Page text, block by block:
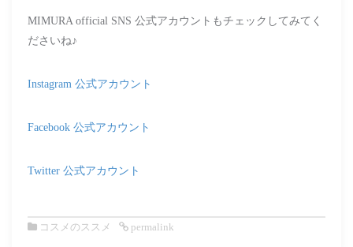
MIMURA official SNS 公式アカウントもチェックしてみてく
ださいね♪
Instagram 公式アカウント
Facebook 公式アカウント
Twitter 公式アカウント
コスメのススメ permalink